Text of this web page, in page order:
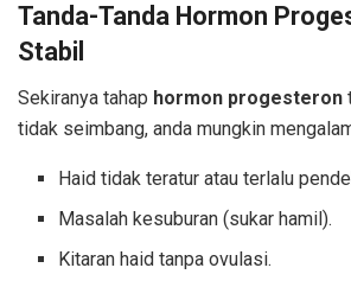
Tanda-Tanda Hormon
Stabil
Sekiranya tahap hormon progesteron
tidak seimbang, anda mungkin
Haid tidak teratur atau terlalu
Masalah kesuburan (sukar hamil).
Kitaran haid tanpa ovulasi.